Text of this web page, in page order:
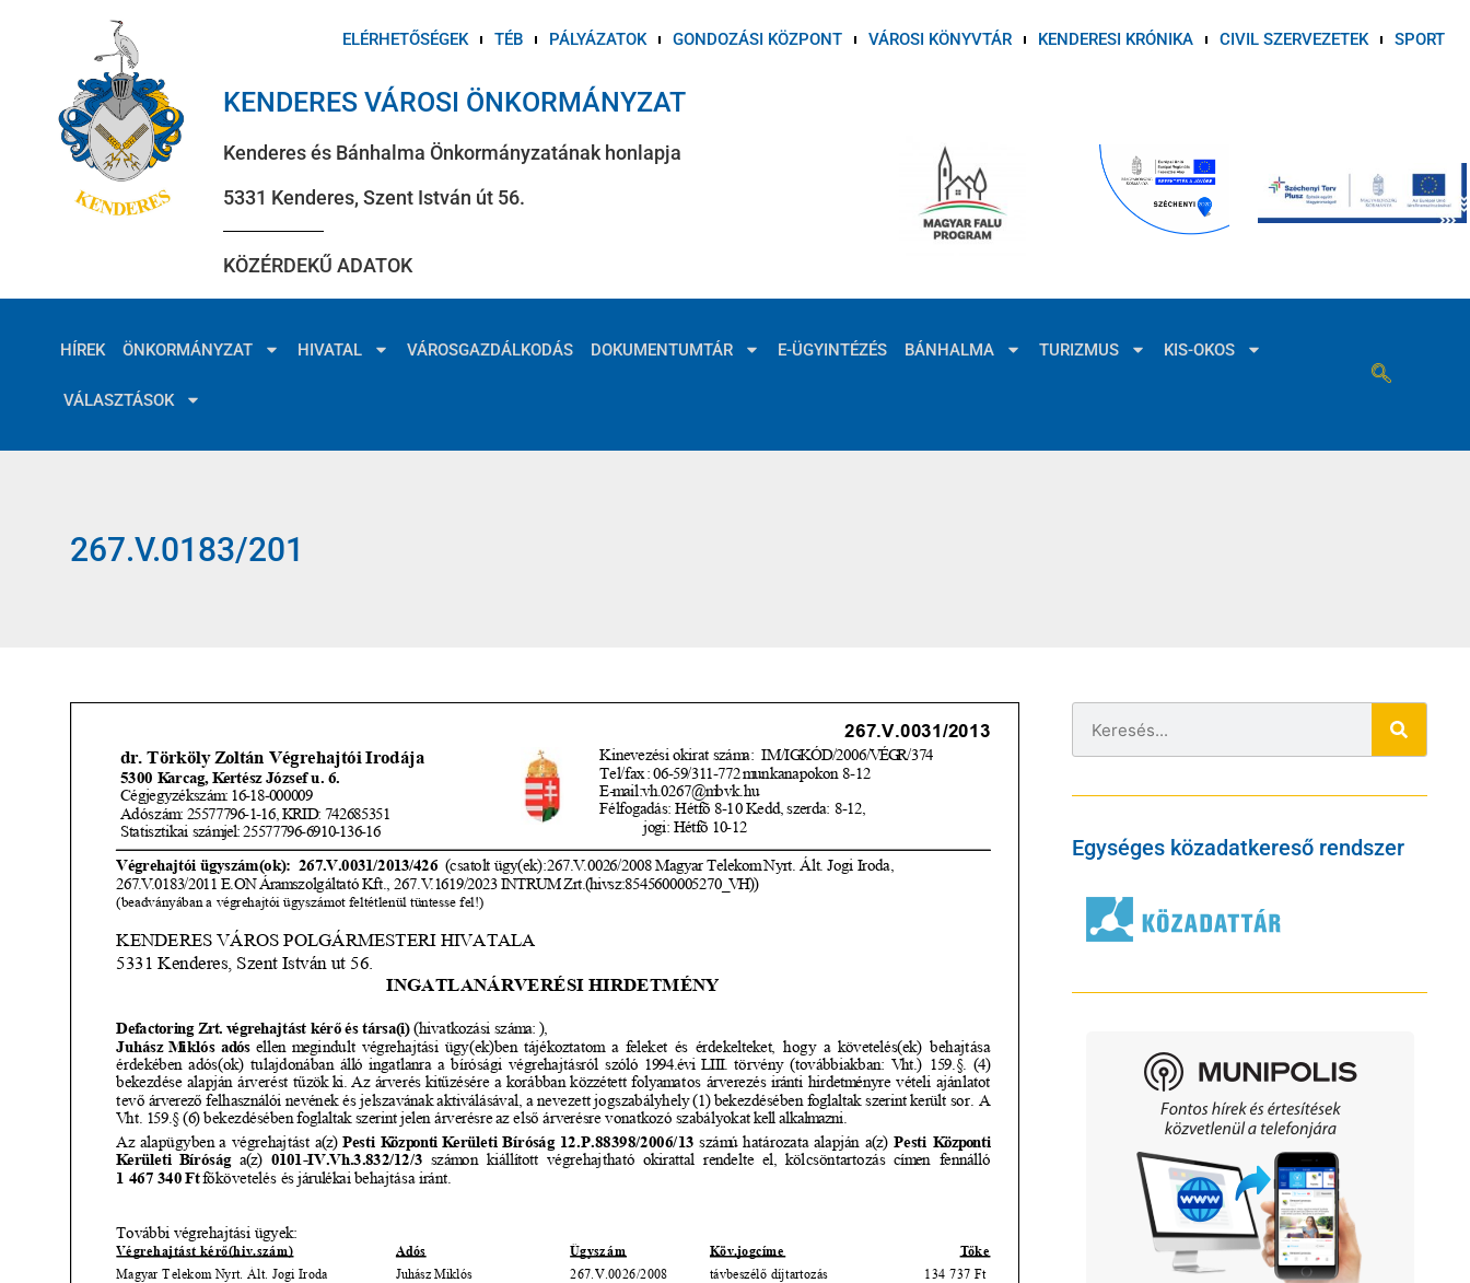
ELÉRHETŐSÉGEK TÉB PÁLYÁZATOK GONDOZÁSI KÖZPONT VÁROSI KÖNYVTÁR KENDERESI KRÓNIKA CIVIL SZERVEZETEK SPORT
KENDERES VÁROSI ÖNKORMÁNYZAT
Kenderes és Bánhalma Önkormányzatának honlapja
5331 Kenderes, Szent István út 56.
KÖZÉRDEKŰ ADATOK
HÍREK ÖNKORMÁNYZAT HIVATAL VÁROSGAZDÁLKODÁS DOKUMENTUMTÁR E-ÜGYINTÉZÉS BÁNHALMA TURIZMUS KIS-OKOS
VÁLASZTÁSOK
267.V.0183/201
Egységes közadatkereső rendszer